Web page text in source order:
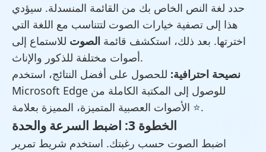
حدد لغة النص الخاص بك من القائمة المنسدلة. سيؤدي
هذا إلى تصفية خيارات الصوت لتتناسب مع اللغة التي
اخترتها. بعد ذلك، استكشف قائمة الصوت للاستماع إلى
أصوات مختلفة للذكور والإناث.
نصيحة احترافية: للحصول على أفضل النتائج، استخدم
Microsoft Edge للوصول إلى المكتبة الكاملة من
الأصوات العصبية المتميزة، المميزة بعلامة ⭐.
الخطوة 3: اضبط السرعة والحدة
اضبط الصوت حسب رغبتك. استخدم شريط تمرير